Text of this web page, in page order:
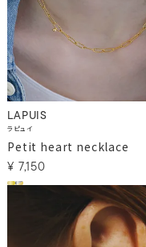
LAPUIS
ラピュイ
Petit heart necklace
¥ 7,150